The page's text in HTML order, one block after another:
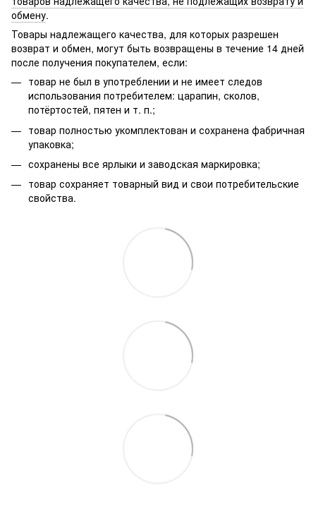
обмену.
Товары надлежащего качества, для которых разрешен
возврат и обмен, могут быть возвращены в течение 14 дней
после получения покупателем, если:
товар не был в употреблении и не имеет следов
использования потребителем: царапин, сколов,
потёртостей, пятен и т. п.;
товар полностью укомплектован и сохранена фабричная
упаковка;
сохранены все ярлыки и заводская маркировка;
товар сохраняет товарный вид и свои потребительские
свойства.